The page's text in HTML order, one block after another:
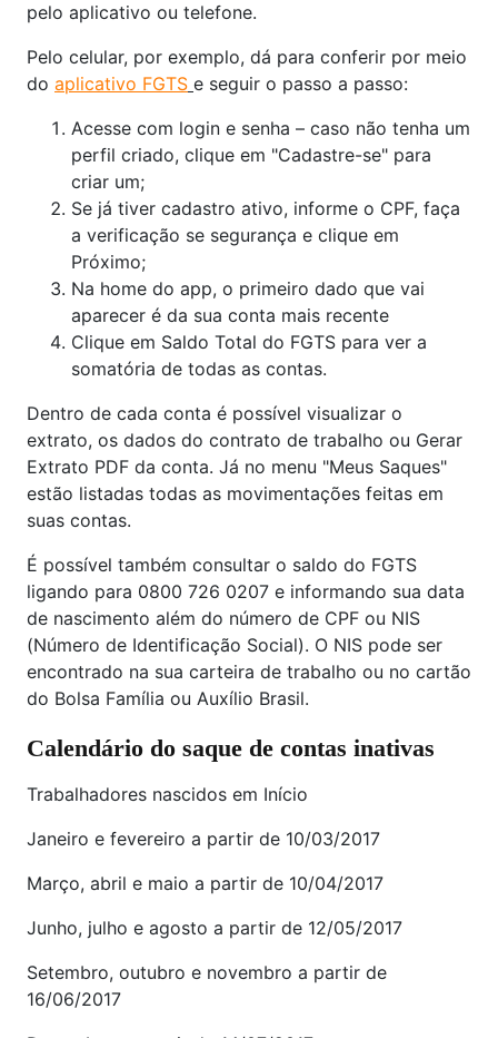
pelo aplicativo ou telefone.
Pelo celular, por exemplo, dá para conferir por meio
do aplicativo FGTS e seguir o passo a passo:
Acesse com login e senha – caso não tenha um
perfil criado, clique em "Cadastre-se" para
criar um;
Se já tiver cadastro ativo, informe o CPF, faça
a verificação se segurança e clique em
Próximo;
Na home do app, o primeiro dado que vai
aparecer é da sua conta mais recente
Clique em Saldo Total do FGTS para ver a
somatória de todas as contas.
Dentro de cada conta é possível visualizar o
extrato, os dados do contrato de trabalho ou Gerar
Extrato PDF da conta. Já no menu "Meus Saques"
estão listadas todas as movimentações feitas em
suas contas.
É possível também consultar o saldo do FGTS
ligando para 0800 726 0207 e informando sua data
de nascimento além do número de CPF ou NIS
(Número de Identificação Social). O NIS pode ser
encontrado na sua carteira de trabalho ou no cartão
do Bolsa Família ou Auxílio Brasil.
Calendário do saque de contas inativas
Trabalhadores nascidos em Início
Janeiro e fevereiro a partir de 10/03/2017
Março, abril e maio a partir de 10/04/2017
Junho, julho e agosto a partir de 12/05/2017
Setembro, outubro e novembro a partir de
16/06/2017